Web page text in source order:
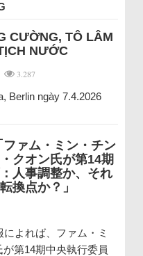
CƯỜNG, TÔ LÂM
NƯỚC
3.287
Berlin ngày 7.4.2026
ファム・ミン・チン
クオン氏が第14期
人事調整か、それ
換点か？」
よれば、ファム・ミ
第14期中央執行委員